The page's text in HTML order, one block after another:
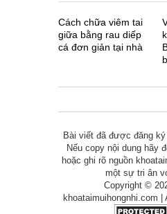
Cách chữa viêm tai
giữa bằng rau diếp
cá đơn giản tại nhà
Bài viết đã được đăng ký
Nếu copy nội dung hãy
hoặc ghi rõ nguồn
một sự tri ân
Copyright ©
khoataimuihongnhi.com |